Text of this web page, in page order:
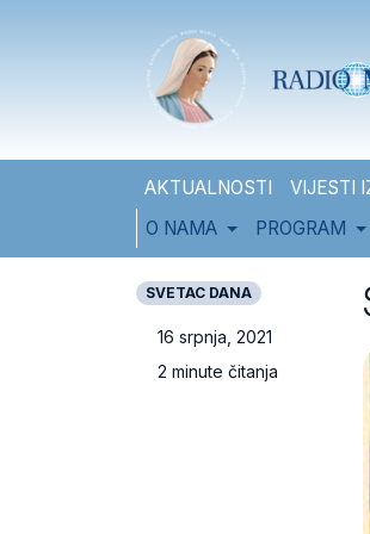
AKTUALNOSTI VIJESTI
O NAMA
PROGRAM
SVETAC DANA
16 srpnja, 2021
2 minute čitanja